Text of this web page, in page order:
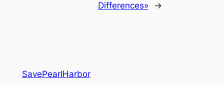
Differences»
→
SavePearlHarbor